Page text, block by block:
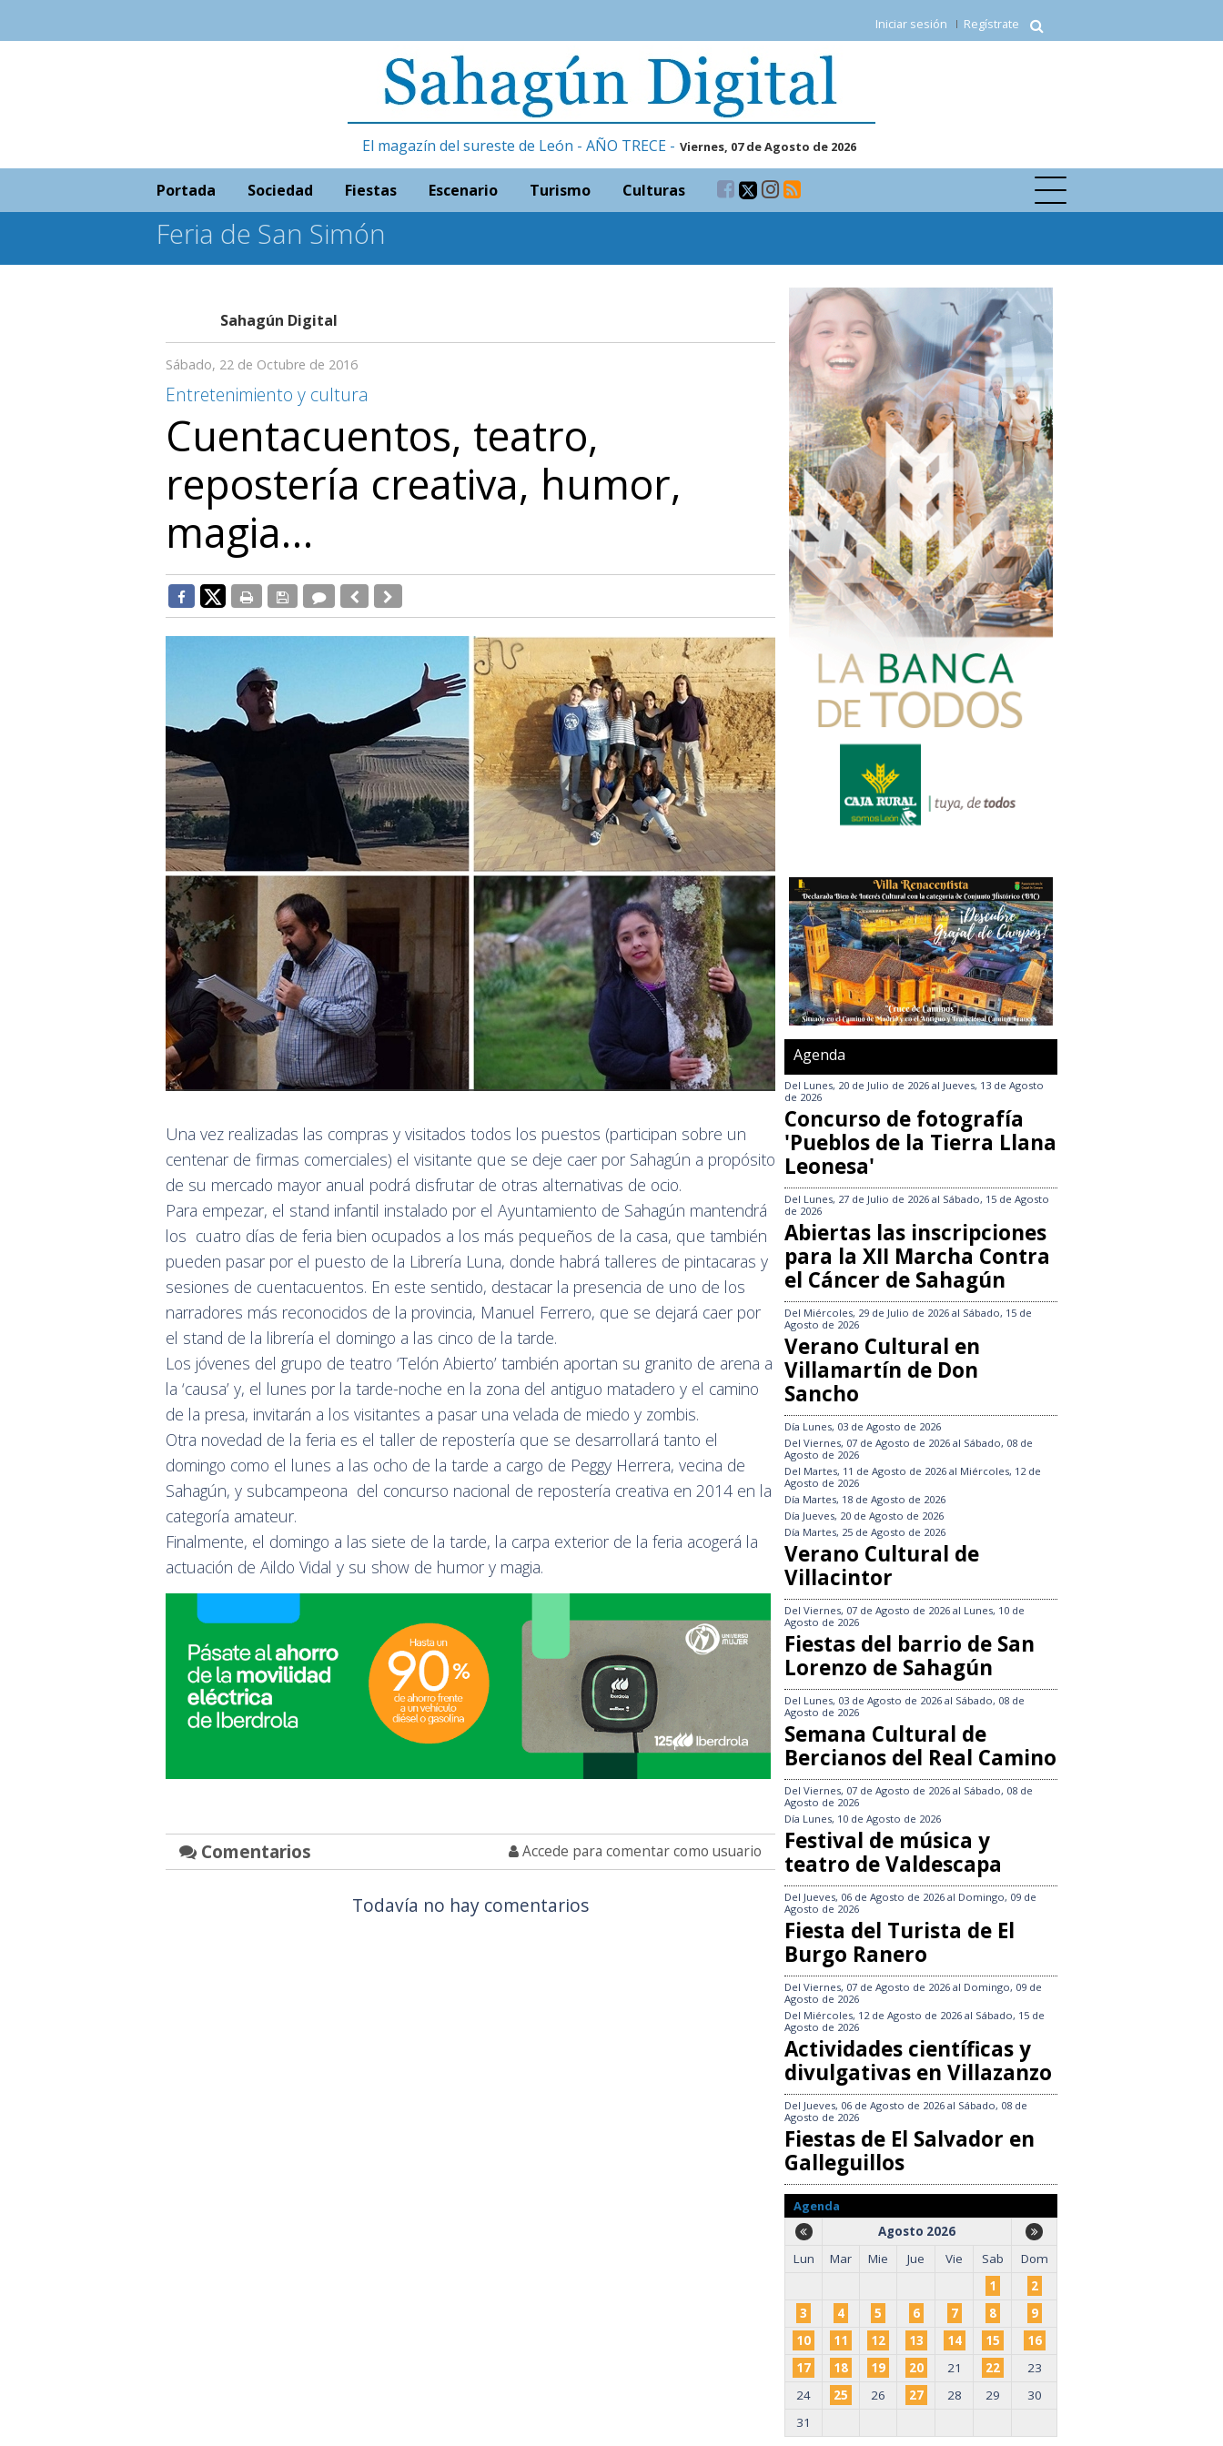
Iniciar sesión Regístrate
El magazín del sureste de León - AÑO TRECE - Viernes, 07 de Agosto de 2026
Portada Sociedad Fiestas Escenario Turismo Culturas
Feria de San Simón
Sahagún Digital
Sábado, 22 de Octubre de 2016
Entretenimiento y cultura
Cuentacuentos, teatro,
repostería creativa, humor,
magia…
Una vez realizadas las compras y visitados todos los puestos (participan sobre un
centenar de firmas comerciales) el visitante que se deje caer por Sahagún a propósito
de su mercado mayor anual podrá disfrutar de otras alternativas de ocio.
Para empezar, el stand infantil instalado por el Ayuntamiento de Sahagún mantendrá
los cuatro días de feria bien ocupados a los más pequeños de la casa, que también
pueden pasar por el puesto de la Librería Luna, donde habrá talleres de pintacaras y
sesiones de cuentacuentos. En este sentido, destacar la presencia de uno de los
narradores más reconocidos de la provincia, Manuel Ferrero, que se dejará caer por
el stand de la librería el domingo a las cinco de la tarde.
Los jóvenes del grupo de teatro ‘Telón Abierto’ también aportan su granito de arena a
la ‘causa’ y, el lunes por la tarde-noche en la zona del antiguo matadero y el camino
de la presa, invitarán a los visitantes a pasar una velada de miedo y zombis.
Otra novedad de la feria es el taller de repostería que se desarrollará tanto el
domingo como el lunes a las ocho de la tarde a cargo de Peggy Herrera, vecina de
Sahagún, y subcampeona del concurso nacional de repostería creativa en 2014 en la
categoría amateur.
Finalmente, el domingo a las siete de la tarde, la carpa exterior de la feria acogerá la
actuación de Aildo Vidal y su show de humor y magia.
Comentarios Accede para comentar como usuario
Todavía no hay comentarios
Agenda
Del Lunes, 20 de Julio de 2026 al Jueves, 13 de Agosto
de 2026
Concurso de fotografía
'Pueblos de la Tierra Llana
Leonesa'
Del Lunes, 27 de Julio de 2026 al Sábado, 15 de Agosto
de 2026
Abiertas las inscripciones
para la XII Marcha Contra
el Cáncer de Sahagún
Del Miércoles, 29 de Julio de 2026 al Sábado, 15 de
Agosto de 2026
Verano Cultural en
Villamartín de Don
Sancho
Día Lunes, 03 de Agosto de 2026
Del Viernes, 07 de Agosto de 2026 al Sábado, 08 de
Agosto de 2026
Del Martes, 11 de Agosto de 2026 al Miércoles, 12 de
Agosto de 2026
Día Martes, 18 de Agosto de 2026
Día Jueves, 20 de Agosto de 2026
Día Martes, 25 de Agosto de 2026
Verano Cultural de
Villacintor
Del Viernes, 07 de Agosto de 2026 al Lunes, 10 de
Agosto de 2026
Fiestas del barrio de San
Lorenzo de Sahagún
Del Lunes, 03 de Agosto de 2026 al Sábado, 08 de
Agosto de 2026
Semana Cultural de
Bercianos del Real Camino
Del Viernes, 07 de Agosto de 2026 al Sábado, 08 de
Agosto de 2026
Día Lunes, 10 de Agosto de 2026
Festival de música y
teatro de Valdescapa
Del Jueves, 06 de Agosto de 2026 al Domingo, 09 de
Agosto de 2026
Fiesta del Turista de El
Burgo Ranero
Del Viernes, 07 de Agosto de 2026 al Domingo, 09 de
Agosto de 2026
Del Miércoles, 12 de Agosto de 2026 al Sábado, 15 de
Agosto de 2026
Actividades científicas y
divulgativas en Villazanzo
Del Jueves, 06 de Agosto de 2026 al Sábado, 08 de
Agosto de 2026
Fiestas de El Salvador en
Galleguillos
Agenda
Agosto 2026
Lun
Mar Mie Jue Vie Sab
Dom
1
2
3
4 5 6 7 8
9
10
11 12 13 14 15
16
17
18 19 20 21 22
23
24
25 26 27 28 29
30
31